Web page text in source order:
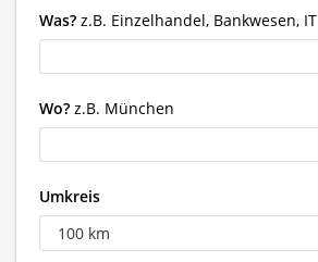
Was? z.B. Einzelhandel, Bankwesen, IT
Wo? z.B. München
Umkreis